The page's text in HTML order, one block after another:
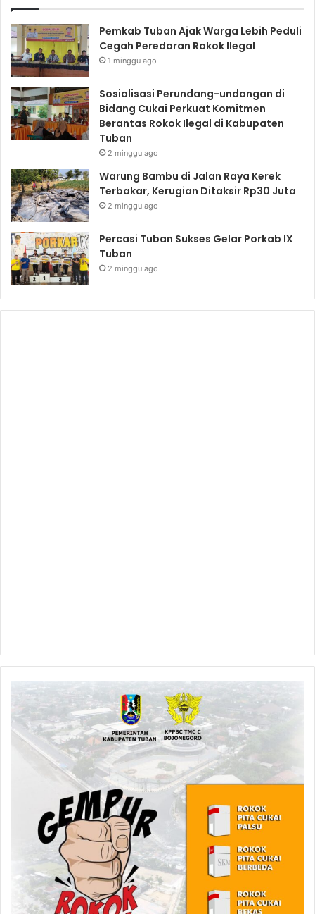
Pemkab Tuban Ajak Warga Lebih Peduli
Cegah Peredaran Rokok Ilegal
1 minggu ago
Sosialisasi Perundang-undangan di
Bidang Cukai Perkuat Komitmen
Berantas Rokok Ilegal di Kabupaten
Tuban
2 minggu ago
Warung Bambu di Jalan Raya Kerek
Terbakar, Kerugian Ditaksir Rp30 Juta
2 minggu ago
Percasi Tuban Sukses Gelar Porkab IX
Tuban
2 minggu ago